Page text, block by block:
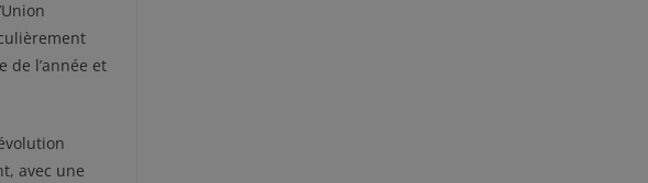
l’année et
avec une